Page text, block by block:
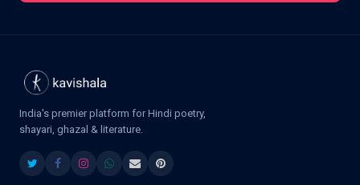
India's premier platform for Hindi poetry,
shayari, ghazal & literature.